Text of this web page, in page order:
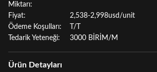
Miktarı:
Fiyat:
2,538-2,998usd/unit
Ödeme Koşulları:
T/T
Tedarik Yeteneği:
3000 BİRİM/M
Ürün Detayları